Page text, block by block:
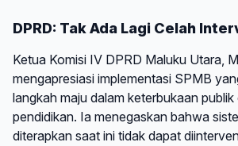
DPRD: Tak Ada Lagi Celah
Ketua Komisi IV DPRD Maluku Utara,
mengapresiasi implementasi SPMB
langkah maju dalam keterbukaan
pendidikan. Ia menegaskan bahwa
diterapkan saat ini tidak dapat